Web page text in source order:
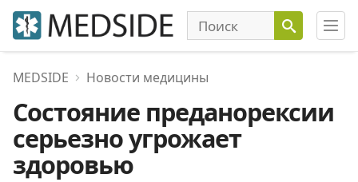
MEDSIDE Новости медицины
Состояние преданорексии
серьезно угрожает
здоровью